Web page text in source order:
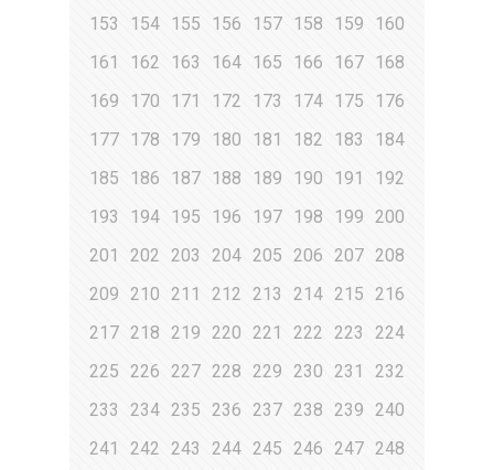
153
154 155 156 157 158 159
160
161
162 163 164 165 166 167 168
169
170 171 172 173 174 175
176
177 178 179 180 181 182 183
184
185
186 187 188 189 190 191
192
193
194 195 196 197 198 199 200
201
202 203 204 205 206 207 208
209 210 211 212 213 214 215 216
217 218 219 220 221 222 223
224
225 226 227 228 229 230 231
232
233
234 235 236 237 238 239 240
241
242 243 244 245 246 247 248